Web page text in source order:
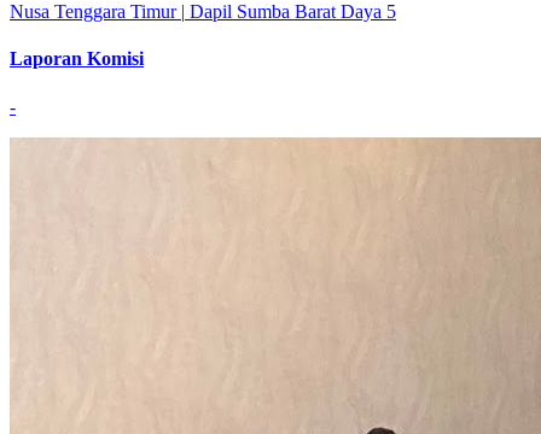
Nusa Tenggara Timur | Dapil Sumba Barat Daya 5
Laporan Komisi
-